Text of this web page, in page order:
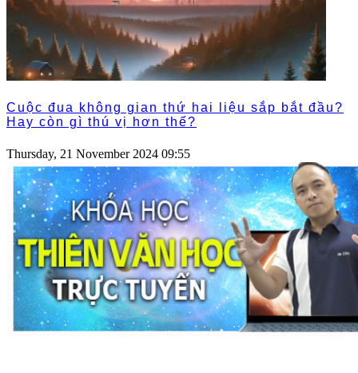
Cuộc đua không gian thứ hai liệu sắp bắt đầu?
Hay còn gì thú vị hơn thế?
Thursday, 21 November 2024 09:55